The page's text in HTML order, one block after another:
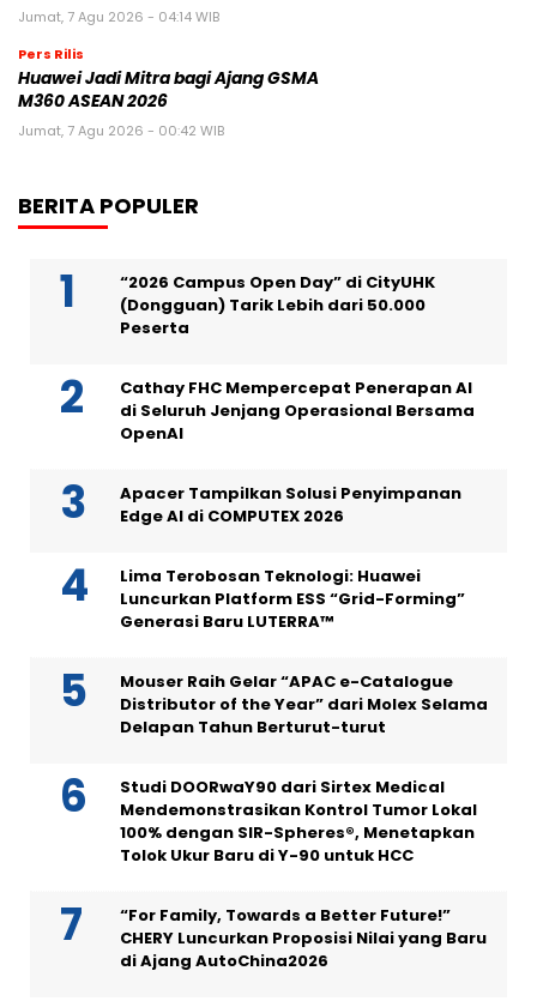
Jumat, 7 Agu 2026 - 04:14 WIB
Pers Rilis
Huawei Jadi Mitra bagi Ajang GSMA
M360 ASEAN 2026
Jumat, 7 Agu 2026 - 00:42 WIB
BERITA POPULER
“2026 Campus Open Day” di CityUHK
(Dongguan) Tarik Lebih dari 50.000
Peserta
Cathay FHC Mempercepat Penerapan AI
di Seluruh Jenjang Operasional Bersama
OpenAI
Apacer Tampilkan Solusi Penyimpanan
Edge AI di COMPUTEX 2026
Lima Terobosan Teknologi: Huawei
Luncurkan Platform ESS “Grid-Forming”
Generasi Baru LUTERRA™
Mouser Raih Gelar “APAC e-Catalogue
Distributor of the Year” dari Molex Selama
Delapan Tahun Berturut-turut
Studi DOORwaY90 dari Sirtex Medical
Mendemonstrasikan Kontrol Tumor Lokal
100% dengan SIR-Spheres®, Menetapkan
Tolok Ukur Baru di Y-90 untuk HCC
“For Family, Towards a Better Future!”
CHERY Luncurkan Proposisi Nilai yang Baru
di Ajang AutoChina2026